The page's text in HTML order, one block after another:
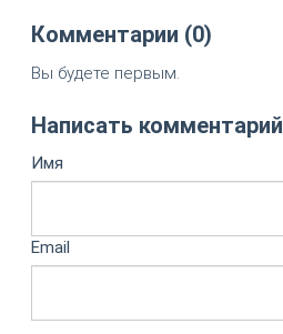
Комментарии (0)
Вы будете первым.
Написать комментарий
Имя
Email